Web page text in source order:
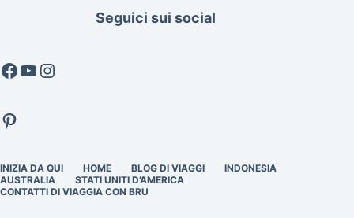
Seguici sui social
Facebook
YouTube
Instagram
Pinterest
INIZIA DA QUI HOME BLOG DI VIAGGI
INDONESIA
AUSTRALIA
STATI UNITI D’AMERICA
CONTATTI DI VIAGGIA CON BRU